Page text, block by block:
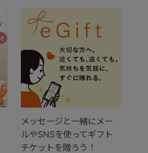
メッセージと一緒にメー
ルやSNSを使ってギフト
チケットを贈ろう！